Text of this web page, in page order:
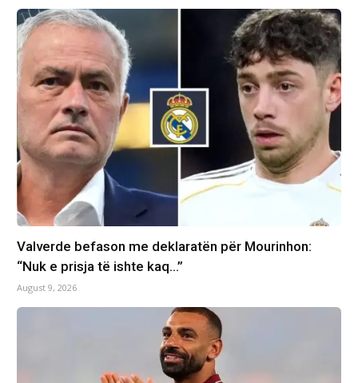
Valverde befason me deklaratën për Mourinhon:
“Nuk e prisja të ishte kaq…”
August 9, 2026